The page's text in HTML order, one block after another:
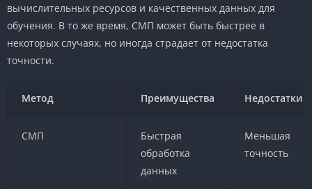
вычислительных ресурсов и качественных данных для
обучения. В то же время, СМП может быть быстрее в
некоторых случаях, но иногда страдает от недостатка
точности.
Метод Преимущества Недостатки
СМП
Быстрая
обработка
данных
Меньшая
точность